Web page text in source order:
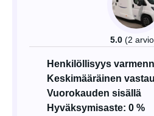
5.0 (2
Henkilöllisyys
Keskimääräinen
Vuorokauden sisällä
Hyväksymisaste: 0 %